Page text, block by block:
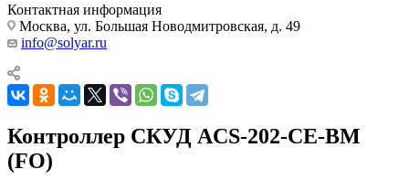
Контактная информация
Москва, ул. Большая Новодмитровская, д. 49
info@solyar.ru
Контроллер СКУД ACS-202-CE-ВM
(FO)